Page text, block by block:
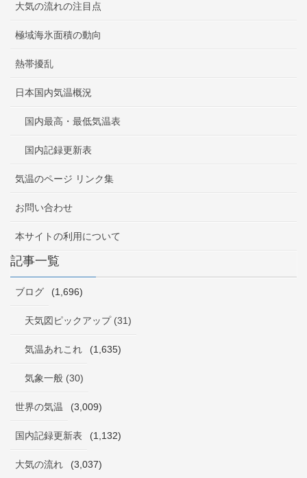
大気の流れの注目点
極域海氷面積の動向
熱帯擾乱
日本国内気温概況
国内最高・最低気温表
国内記録更新表
気温のページ リンク集
お問い合わせ
本サイトの利用について
記事一覧
ブログ (1,696)
天気図ピックアップ (31)
気温あれこれ (1,635)
気象一般 (30)
世界の気温 (3,009)
国内記録更新表 (1,132)
大気の流れ (3,037)